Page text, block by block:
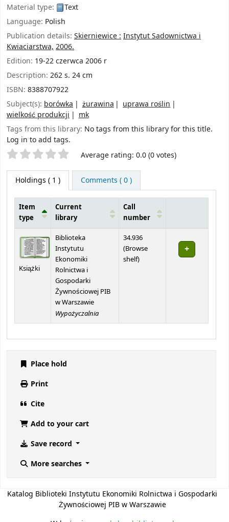
Material type:
Text
Language: Polish
Publication details: Skierniewice : Instytut Sadownictwa i
Kwiaciarstwa, 2006.
Edition: 19-22 czerwca 2006 r
Description: 262 s. 24 cm
ISBN: 8388707922
Subject(s): borówka żurawina
uprawa roślin
wielkość produkcji
mk
Tags from this library: No tags from this library for this title.
Log in to add tags.
Star ratings Average rating: 0.0 (0 votes)
Holdings ( 1 ) Comments ( 0 )
Item
type
Current
library
Call
number
Książki
Biblioteka
Instytutu
Ekonomiki
Rolnictwa i
Gospodarki
Żywnościowej PIB
w Warszawie
Wypożyczalnia
34.936
(Browse
shelf(Opens below)
)
Place hold
Print
Cite
Add to your cart
Save record
More searches
Katalog Biblioteki Instytutu Ekonomiki Rolnictwa i Gospodarki
Żywnościowej PIB w Warszawie